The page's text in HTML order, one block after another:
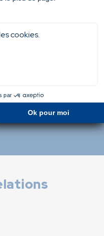
ventes
et 2 jours en
d’être présent